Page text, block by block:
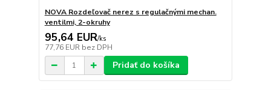
NOVA Rozdeľovač nerez s regulačnými mechan.
ventilmi, 2-okruhy
95,64 EUR/ks
77,76 EUR bez DPH
Pridať do košíka